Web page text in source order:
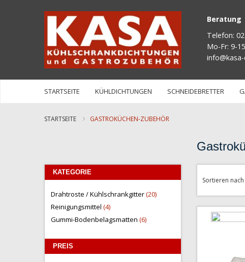
Beratung
Telefon:
Mo-Fr: 9-
STARTSEITE KÜHLDICHTUNGEN SCHNEIDEBRETTER
STARTSEITE GASTROKÜCHEN-ZUBEHÖR
KATEGORIE
Drahtroste / Kühlschrankgitter 20Artikel
Reinigungsmittel 4Artikel
Gummi-Bodenbelagsmatten 6Artikel
PREIS
Sortieren nach